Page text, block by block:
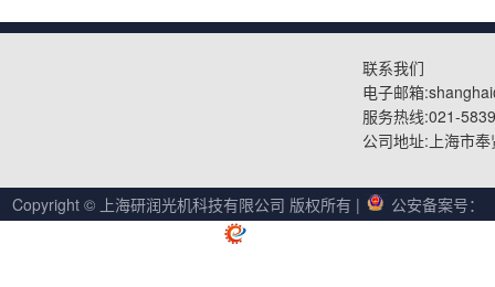
联系我们
电子邮箱
服务热线:021-
公司地址:上海市
Copyright © 上海研润光机科技有限公司 版权所有 |
公安备案号：